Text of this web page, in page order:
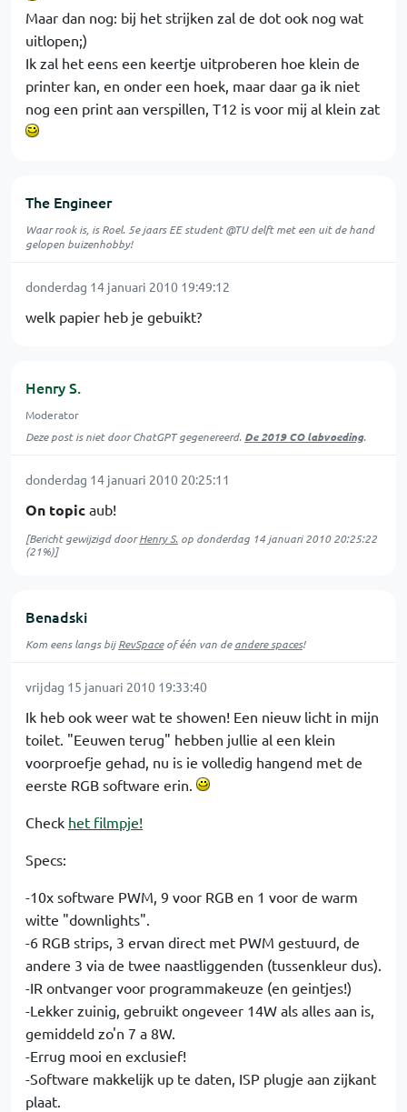
Maar dan nog: bij het strijken zal de dot ook nog wat
uitlopen;)
Ik zal het eens een keertje uitproberen hoe klein de
printer kan, en onder een hoek, maar daar ga ik niet
nog een print aan verspillen, T12 is voor mij al klein zat
The Engineer
Waar rook is, is Roel. 5e jaars EE student @TU delft met een uit de hand
gelopen buizenhobby!
donderdag 14 januari 2010 19:49:12
welk papier heb je gebuikt?
Henry S.
Moderator
Deze post is niet door ChatGPT gegenereerd. De 2019 CO labvoeding.
donderdag 14 januari 2010 20:25:11
On topic aub!
[Bericht gewijzigd doorHenry S. op donderdag 14 januari 2010 20:25:22
(21%)]
Benadski
Kom eens langs bijRevSpaceof één van deandere spaces!
vrijdag 15 januari 2010 19:33:40
Ik heb ook weer wat te showen! Een nieuw licht in mijn
toilet. "Eeuwen terug" hebben jullie al een klein
voorproefje gehad, nu is ie volledig hangend met de
eerste RGB software erin.
Check het filmpje!
Specs:
-10x software PWM, 9 voor RGB en 1 voor de warm
witte "downlights".
-6 RGB strips, 3 ervan direct met PWM gestuurd, de
andere 3 via de twee naastliggenden (tussenkleur dus).
-IR ontvanger voor programmakeuze (en geintjes!)
-Lekker zuinig, gebruikt ongeveer 14W als alles aan is,
gemiddeld zo'n 7 a 8W.
-Errug mooi en exclusief!
-Software makkelijk up te daten, ISP plugje aan zijkant
plaat.